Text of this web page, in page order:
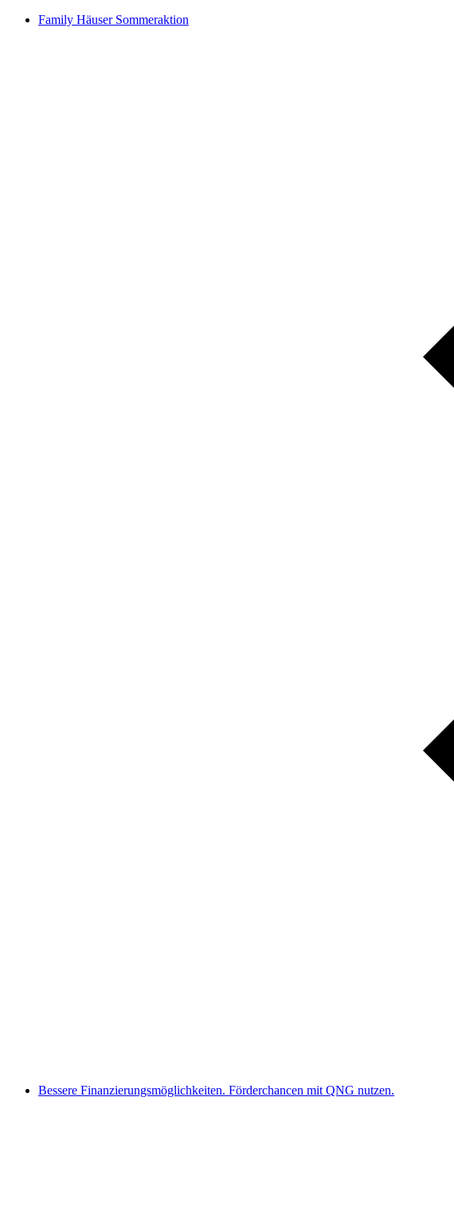
Family Häuser Sommeraktion
Bessere Finanzierungsmöglichkeiten. Förderchancen mit QNG nutzen.